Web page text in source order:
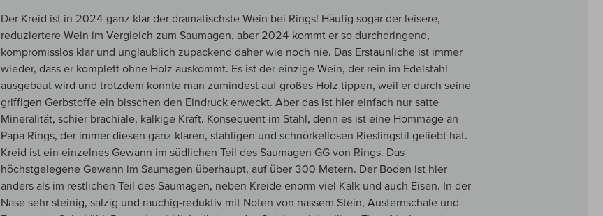
Der Kreid ist in 2024 ganz klar der dramatischste Wein bei Rings! Häufig sogar der leisere,
reduziertere Wein im Vergleich zum Saumagen, aber 2024 kommt er so durchdringend,
kompromisslos klar und unglaublich zupackend daher wie noch nie. Das Erstaunliche ist immer
wieder, dass er komplett ohne Holz auskommt. Es ist der einzige Wein, der rein im Edelstahl
ausgebaut wird und trotzdem könnte man zumindest auf großes Holz tippen, weil er durch seine
griffigen Gerbstoffe ein bisschen den Eindruck erweckt. Aber das ist hier einfach nur satte
Mineralität, schier brachiale, kalkige Kraft. Konsequent im Stahl, denn es ist eine Hommage an
Papa Rings, der immer diesen ganz klaren, stahligen und schnörkellosen Rieslingstil geliebt hat.
Kreid ist ein einzelnes Gewann im südlichen Teil des Saumagen GG von Rings. Das
höchstgelegene Gewann im Saumagen überhaupt, auf über 300 Metern. Der Boden ist hier
anders als im restlichen Teil des Saumagen, neben Kreide enorm viel Kalk und auch Eisen. In der
Nase sehr steinig, salzig und rauchig-reduktiv mit Noten von nassem Stein, Austernschale und